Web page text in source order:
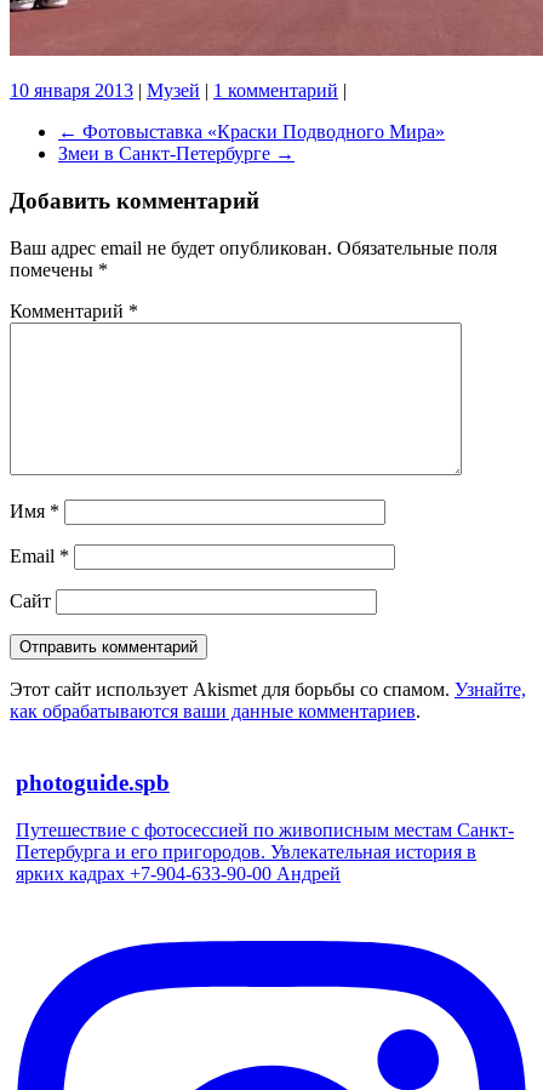
10 января 2013 | Музей | 1 комментарий |
← Фотовыставка «Краски Подводного Мира»
Змеи в Санкт-Петербурге →
Добавить комментарий
Ваш адрес email не будет опубликован. Обязательные поля
помечены *
Комментарий *
Имя *
Email *
Сайт
Этот сайт использует Akismet для борьбы со спамом. Узнайте,
как обрабатываются ваши данные комментариев.
photoguide.spb
Путешествие с фотосессией по живописным местам Санкт-
Петербурга и его пригородов. Увлекательная история в
ярких кадрах +7-904-633-90-00 Андрей